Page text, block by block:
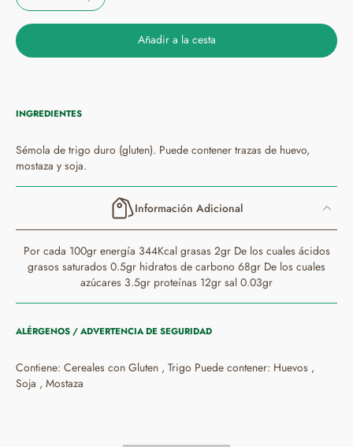
Añadir a la cesta
INGREDIENTES
Sémola de trigo duro (gluten). Puede contener trazas de huevo,
mostaza y soja.
Información Adicional
Por cada 100gr energía 344Kcal grasas 2gr De los cuales ácidos
grasos saturados 0.5gr hidratos de carbono 68gr De los cuales
azúcares 3.5gr proteínas 12gr sal 0.03gr
ALÉRGENOS / ADVERTENCIA DE SEGURIDAD
Contiene: Cereales con Gluten , Trigo Puede contener: Huevos ,
Soja , Mostaza